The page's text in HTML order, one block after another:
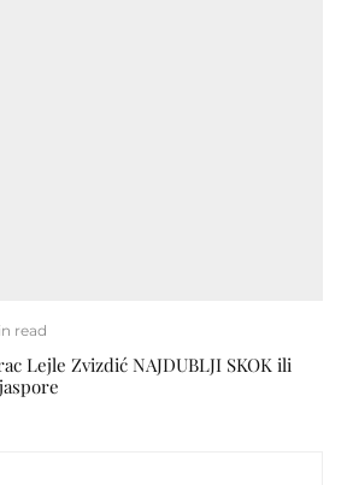
read
Lejle Zvizdić NAJDUBLJI SKOK ili